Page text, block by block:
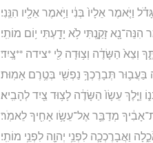
וַיֹּ֤אמֶר אֵלָיו֙ בְּנִ֔י וַיֹּ֥אמֶר אֵלָ֖יו הִנֵּֽנִי׃
הִנֵּה־נָ֖א זָקַ֑נְתִּי לֹ֥א יָדַ֖עְתִּי י֥וֹם מוֹתִֽי׃
וְצֵא֙ הַשָּׂדֶ֔ה וְצ֥וּדָה לִּ֖י *צידה **צָֽיִד׃
בַּעֲב֛וּר תְּבָרֶכְךָ֥ נַפְשִׁ֖י בְּטֶ֥רֶם אָמֽוּת׃
עֵשָׂו֙ הַשָּׂדֶ֔ה לָצ֥וּד צַ֖יִד לְהָבִֽיא׃
מְדַבֵּ֛ר אֶל־עֵשָׂ֥ו אָחִ֖יךָ לֵאמֹֽר׃
וַאֲבָרֶכְכָ֛ה לִפְנֵ֥י יְהוָ֖ה לִפְנֵ֥י מוֹתִֽי׃